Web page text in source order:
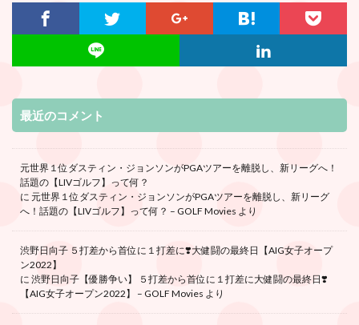
最近のコメント
元世界１位ダスティン・ジョンソンがPGAツアーを離脱し、新リーグへ！
話題の【LIVゴルフ】って何？
に 元世界１位ダスティン・ジョンソンがPGAツアーを離脱し、新リーグ
へ！話題の【LIVゴルフ】って何？ – GOLF Movies より
渋野日向子 ５打差から首位に１打差に❣️大健闘の最終日【AIG女子オープ
ン2022】
に 渋野日向子【優勝争い】 ５打差から首位に１打差に大健闘の最終日❣️
【AIG女子オープン2022】 – GOLF Movies より